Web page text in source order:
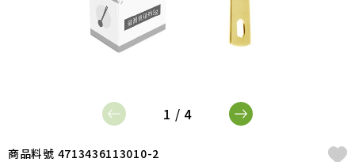
1 / 4
商品料號 4713436113010-2